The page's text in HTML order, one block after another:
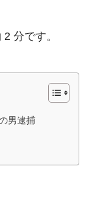
分です。
男逮捕